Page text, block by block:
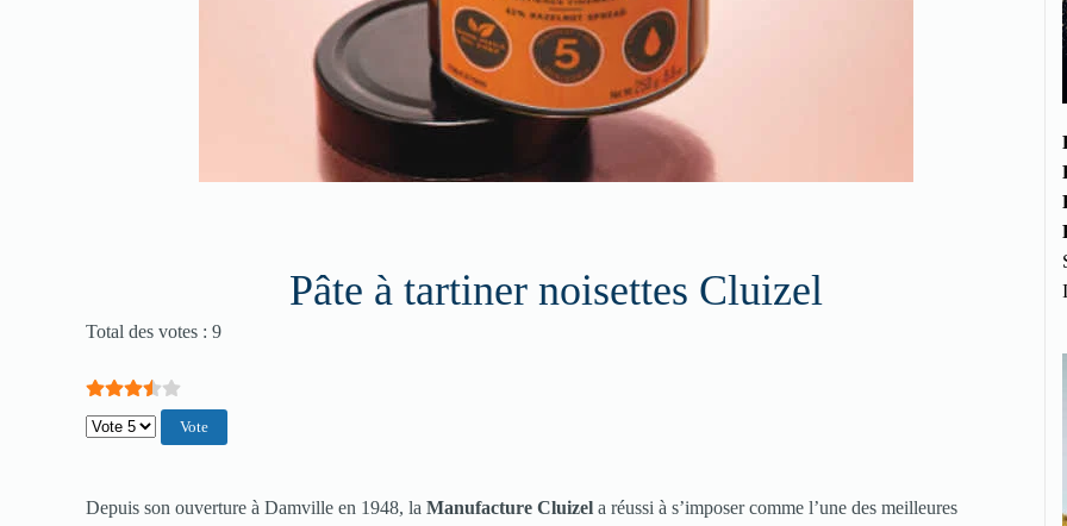
Pâte à tartiner noisettes Cluizel
Vote utilisateur: 3.5
Total des votes : 9
Veuillez voter
Depuis son ouverture à Damville en 1948, la Manufacture Cluizel a réussi à s’imposer comme l’une des meilleures